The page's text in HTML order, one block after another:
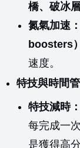
橋、破冰
氮氣加速：
boosters）
速度。
特技與時間管
特技減時：
每完成一
是獲得高